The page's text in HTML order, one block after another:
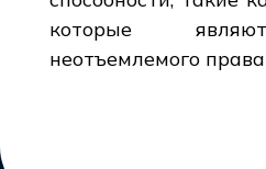
которые
неотъемлемого